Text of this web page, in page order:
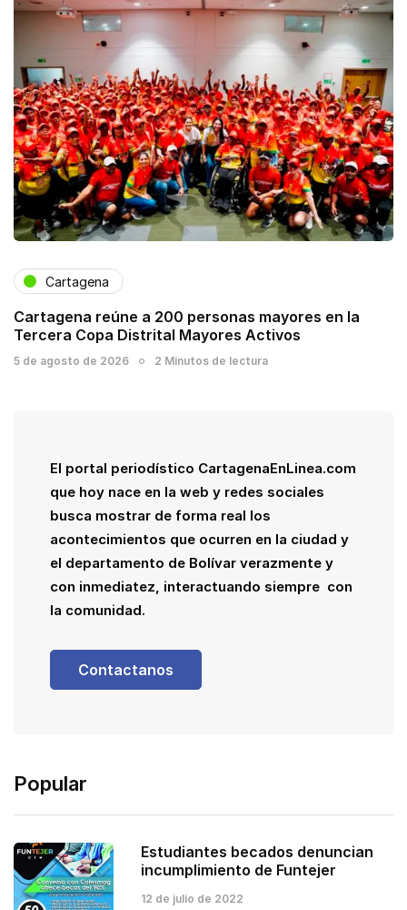
Cartagena
Cartagena reúne a 200 personas mayores en la
Tercera Copa Distrital Mayores Activos
5 de agosto de 2026 2 Minutos de lectura
El portal periodístico CartagenaEnLinea.com
que hoy nace en la web y redes sociales
busca mostrar de forma real los
acontecimientos que ocurren en la ciudad y
el departamento de Bolívar verazmente y
con inmediatez, interactuando siempre con
la comunidad.
Contactanos
Popular
Estudiantes becados denuncian
incumplimiento de Funtejer
12 de julio de 2022